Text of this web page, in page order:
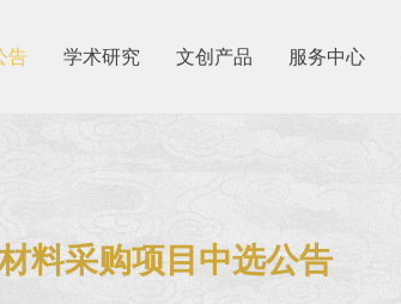
告 学术研究 文创产品 服务中心
料采购项目中选公告